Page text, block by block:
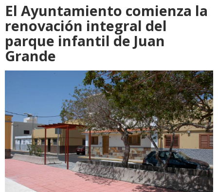
El Ayuntamiento comienza la
renovación integral del
parque infantil de Juan
Grande